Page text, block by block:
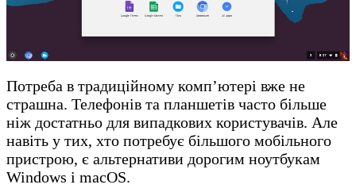
Потреба в традиційному комп’ютері вже не
страшна. Телефонів та планшетів часто більше
ніж достатньо для випадкових користувачів. Але
навіть у тих, хто потребує більшого мобільного
пристрою, є альтернативи дорогим ноутбукам
Windows і macOS.